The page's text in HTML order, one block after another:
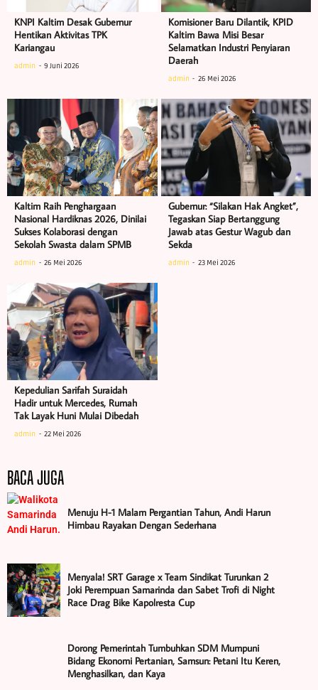
KNPI Kaltim Desak Gubernur
Hentikan Aktivitas TPK
Kariangau
admin 9 Juni 2026
Komisioner Baru Dilantik, KPID
Kaltim Bawa Misi Besar
Selamatkan Industri Penyiaran
Daerah
admin 26 Mei 2026
Kaltim Raih Penghargaan
Nasional Hardiknas 2026, Dinilai
Sukses Kolaborasi dengan
Sekolah Swasta dalam SPMB
admin 26 Mei 2026
Gubernur: “Silakan Hak Angket”,
Tegaskan Siap Bertanggung
Jawab atas Gestur Wagub dan
Sekda
admin 23 Mei 2026
Kepedulian Sarifah Suraidah
Hadir untuk Mercedes, Rumah
Tak Layak Huni Mulai Dibedah
admin 22 Mei 2026
BACA JUGA
Menuju H-1 Malam Pergantian Tahun, Andi Harun
Himbau Rayakan Dengan Sederhana
Menyala! SRT Garage x Team Sindikat Turunkan 2
Joki Perempuan Samarinda dan Sabet Trofi di Night
Race Drag Bike Kapolresta Cup
Dorong Pemerintah Tumbuhkan SDM Mumpuni
Bidang Ekonomi Pertanian, Samsun: Petani Itu Keren,
Menghasilkan, dan Kaya